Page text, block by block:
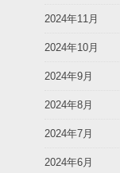
2024年11月
2024年10月
2024年9月
2024年8月
2024年7月
2024年6月